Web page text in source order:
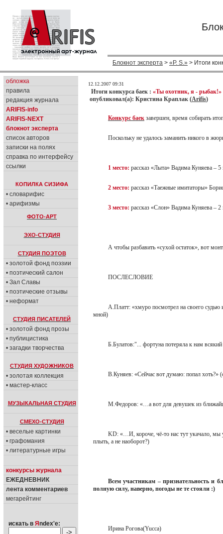
Блокнот эксперта > «P. S.» > Итоги
обложка
правила
редакция журнала
ARIFIS-info
ARIFIS-NEXT
блокнот эксперта
список авторов
записки на полях
справка по интерфейсу
ссылки
КОПИЛКА СИЗИФА
• словарифис
• арифизмы
ФОТО-АРТ
ЭХО-СТУДИЯ
СТУДИЯ ПОЭТОВ
• золотой фонд поэзии
• поэтический салон
• Зал Славы
• поэтические отзывы
• неформат
СТУДИЯ ПИСАТЕЛЕЙ
• золотой фонд прозы
• публицистика
• загадки творчества
СТУДИЯ ХУДОЖНИКОВ
• золотая коллекция
• мастер-класс
МУЗЫКАЛЬНАЯ СТУДИЯ
СМЕХО-СТУДИЯ
• веселые картинки
• графомания
• литературные игры
конкурсы журнала
ЕЖЕДНЕВНИК
лента комментариев
мегарейтинг
искать в Я ndex'е:
12.12.2007 09:31
Итоги конкурса баек : «Ты охотник, я -
опубликовал(а): Кристина Краплак (Arifis)
Конкурс баек завершен, время собирать
Поскольку не удалось заманить никого в
1 место: рассказ «Лыта» Вадима Куняева –
2 место: рассказ «Таежные имитаторы»
3 место: рассказ «Слон» Вадима Куняева –
А чтобы разбавить «сухой остаток», вот
ПОСЛЕСЛОВИЕ
А.Платт: «хмуро посмотрел на своего судью
мной)
Б.Булатов:"... фортуна потеряла к нам
В.Куняев: «Сейчас вот думаю: попал хоть?»
М.Федоров: «…а вот для девушек из
KD: «…И, короче, чё-то нас тут укачало, мы
плыть, а не наоборот?)
Всем участникам – признательность и
полную силу, наверно, погоды не те стояли :)
Ирина Рогова(Yucca)